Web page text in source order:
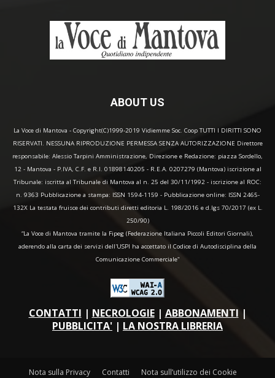
ABOUT US
La Voce di Mantova - Copyright(C)1999-2019 Vidiemme Soc. Coop TUTTI I DIRITTI SONO
RISERVATI. NESSUNA RIPRODUZIONE PERMESSA SENZA AUTORIZZAZIONE Direttore
responsabile: Alessio Tarpini Amministrazione, Direzione e Redazione: piazza Sordello,
12 - Mantova - P.IVA, C.F. e R.I. 01898140205 - R.E.A. 0207279 (Mantova) iscrizione al
Tribunale: iscritta al Tribunale di Mantova al n. 25 del 30/11/1992 - iscrizione al ROC:
n. 9363 Pubblicazione a stampa: ISSN 1594-1159 - Pubblicazione online: ISSN 2465-
132X La testata fruisce dei contributi diretti editoria L. 198/2016 e d.lgs 70/2017 (ex L.
250/90)
“La Voce di Mantova tramite la Fipeg (Federazione Italiana Piccoli Editori Giornali),
aderendo alla carta dei servizi dell'USPI ha accettato il Codice di Autodisciplina della
Comunicazione Commerciale"
CONTATTI | NECROLOGIE| ABBONAMENTI |
PUBBLICITA' | LA NOSTRA LIBRERIA
Nota sulla Privacy Contatti Nota sull’utilizzo dei Cookie